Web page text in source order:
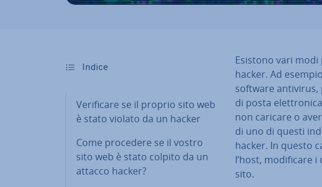
Indice
Ve­ri­fi­ca­re se il proprio sito web
è stato violato da un hacker
Come procedere se il vostro
sito web è stato colpito da un
attacco hacker?
Esistono vari
hacker. Ad
software antivirus,
di posta
non caricare o
di uno di questi
hacker. In questo
l’host, mo­di­fi­ca­re
sito.